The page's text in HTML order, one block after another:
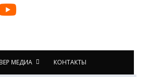
МЕДИА КОНТАКТЫ